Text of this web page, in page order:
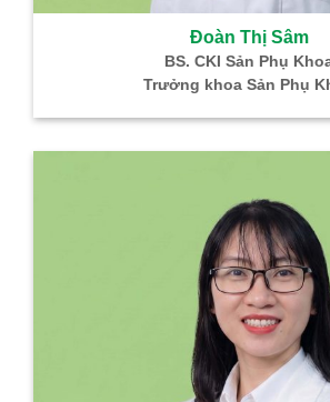
Đoàn Thị Sâm
BS. CKI Sản Phụ
Trưởng khoa Sản Phụ